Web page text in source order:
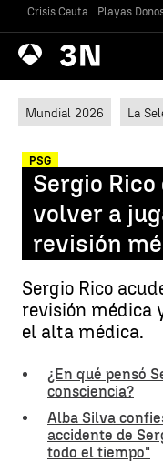
Crisis Ceuta Playas
Antena
3 Noticias
Mundial 2026 La
PSG
Sergio
volver a
revisión
Sergio Rico
revisión médica
el alta médica.
¿En qué pensó
consciencia?
Alba Silva
accidente de
todo el tiempo"